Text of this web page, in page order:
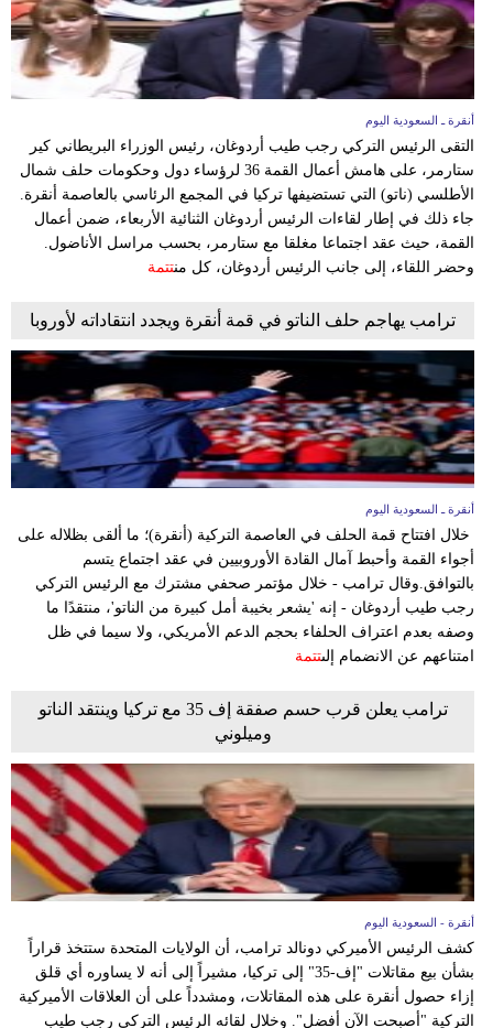
أنقرة ـ السعودية اليوم
التقى الرئيس التركي رجب طيب أردوغان، رئيس الوزراء البريطاني كير
ستارمر، على هامش أعمال القمة 36 لرؤساء دول وحكومات حلف شمال
الأطلسي (ناتو) التي تستضيفها تركيا في المجمع الرئاسي بالعاصمة أنقرة.
جاء ذلك في إطار لقاءات الرئيس أردوغان الثنائية الأربعاء، ضمن أعمال
القمة، حيث عقد اجتماعا مغلقا مع ستارمر، بحسب مراسل الأناضول.
وحضر اللقاء، إلى جانب الرئيس أردوغان، كل منتتمة
ترامب يهاجم حلف الناتو في قمة أنقرة ويجدد انتقاداته لأوروبا
أنقرة ـ السعودية اليوم
خلال افتتاح قمة الحلف في العاصمة التركية (أنقرة)؛ ما ألقى بظلاله على
أجواء القمة وأحبط آمال القادة الأوروبيين في عقد اجتماع يتسم
بالتوافق.وقال ترامب - خلال مؤتمر صحفي مشترك مع الرئيس التركي
رجب طيب أردوغان - إنه 'يشعر بخيبة أمل كبيرة من الناتو'، منتقدًا ما
وصفه بعدم اعتراف الحلفاء بحجم الدعم الأمريكي، ولا سيما في ظل
امتناعهم عن الانضمام إلىتتمة
ترامب يعلن قرب حسم صفقة إف 35 مع تركيا وينتقد الناتو
وميلوني
أنقرة - السعودية اليوم
كشف الرئيس الأميركي دونالد ترامب، أن الولايات المتحدة ستتخذ قراراً
بشأن بيع مقاتلات "إف-35" إلى تركيا، مشيراً إلى أنه لا يساوره أي قلق
إزاء حصول أنقرة على هذه المقاتلات، ومشدداً على أن العلاقات الأميركية
التركية "أصبحت الآن أفضل". وخلال لقائه الرئيس التركي رجب طيب